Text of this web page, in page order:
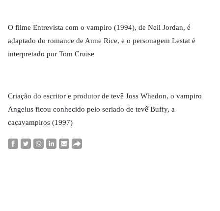
O filme Entrevista com o vampiro (1994), de Neil Jordan, é
adaptado do romance de Anne Rice, e o personagem Lestat é
interpretado por Tom Cruise
Criação do escritor e produtor de tevê Joss Whedon, o vampiro
Angelus ficou conhecido pelo seriado de tevê Buffy, a
caçavampiros (1997)